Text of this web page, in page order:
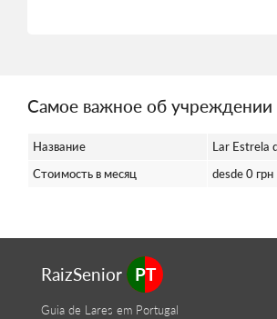
Самое важное об учреждении
Название
Lar Estrela
Стоимость в месяц
desde 0 грн
RaizSenior PT
Guia de Lares em Portugal